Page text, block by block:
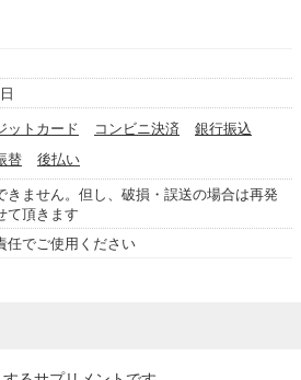
ットカード コンビニ決済
銀行振込
替
後払い
きません。但し、破損・誤送の場合は再発
て頂きます
任でご使用ください